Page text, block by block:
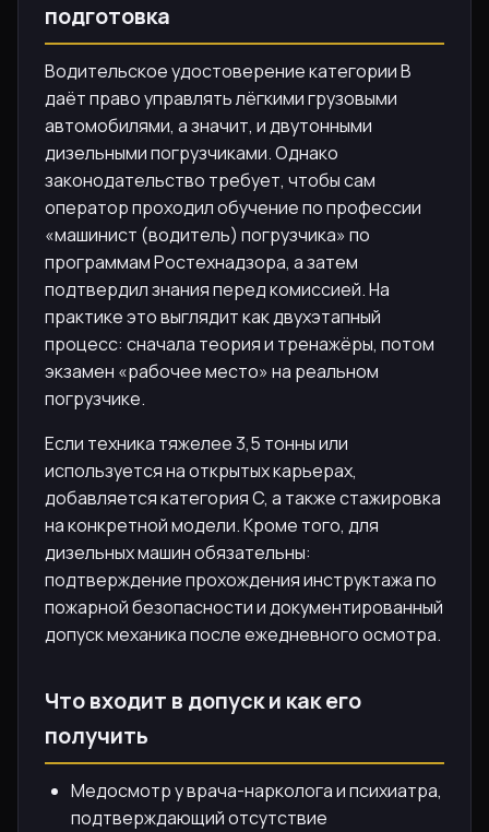
подготовка
Водительское удостоверение категории B
даёт право управлять лёгкими грузовыми
автомобилями, а значит, и двутонными
дизельными погрузчиками. Однако
законодательство требует, чтобы сам
оператор проходил обучение по профессии
«машинист (водитель) погрузчика» по
программам Ростехнадзора, а затем
подтвердил знания перед комиссией. На
практике это выглядит как двухэтапный
процесс: сначала теория и тренажёры, потом
экзамен «рабочее место» на реальном
погрузчике.
Если техника тяжелее 3,5 тонны или
используется на открытых карьерах,
добавляется категория C, а также стажировка
на конкретной модели. Кроме того, для
дизельных машин обязательны:
подтверждение прохождения инструктажа по
пожарной безопасности и документированный
допуск механика после ежедневного осмотра.
Что входит в допуск и как его
получить
Медосмотр у врача-нарколога и психиатра,
подтверждающий отсутствие